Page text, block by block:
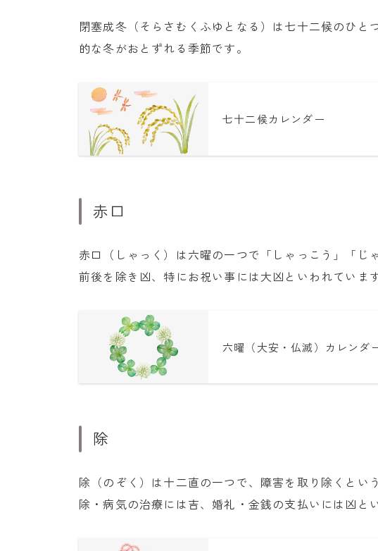
閉塞成冬（そらさむくふゆとなる）は七十二候のひと
的な冬がおとずれる季節です。
七十二候カレンダー
赤口
赤口（しゃっく）は六曜の一つで「しゃっこう」「じ
前後を除き凶、特にお祝い事には大凶といわれています
六曜（大安・仏滅）カレンダ
除
除（のぞく）は十二直の一つで、障害を取り除くとい
除・病気の治療には吉、婚礼・金銭の支払いには凶と